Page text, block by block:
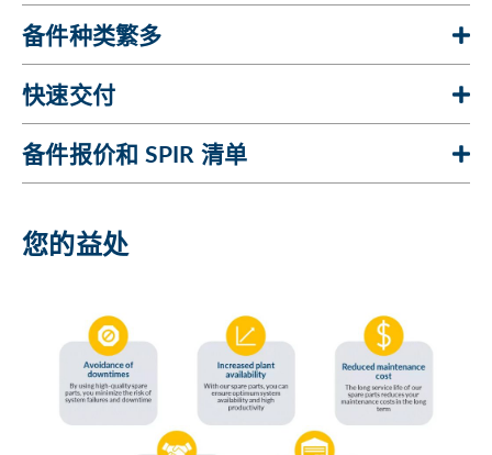
备件种类繁多
快速交付
备件报价和 SPIR 清单
您的益处